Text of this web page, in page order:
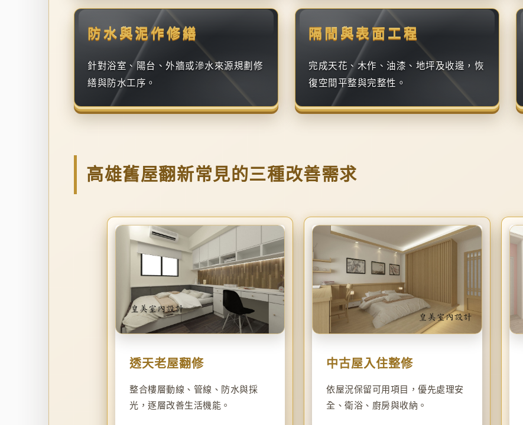
防水與泥作修繕
針對浴室、陽台、外牆或滲水來源規劃修
繕與防水工序。
隔間與表面工程
完成天花、木作、油漆、地坪及收邊，恢
復空間平整與完整性。
高雄舊屋翻新常見的三種改善需求
透天老屋翻修
整合樓層動線、管線、防水與採
光，逐層改善生活機能。
中古屋入住整修
依屋況保留可用項目，優先處理安
全、衛浴、廚房與收納。